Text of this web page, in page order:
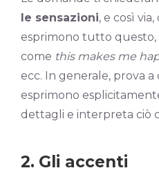
le sensazioni, e così
esprimono tutto questo,
come this makes me
ecc. In generale, prova
esprimono
dettagli e interpreta ciò
2. Gli accenti